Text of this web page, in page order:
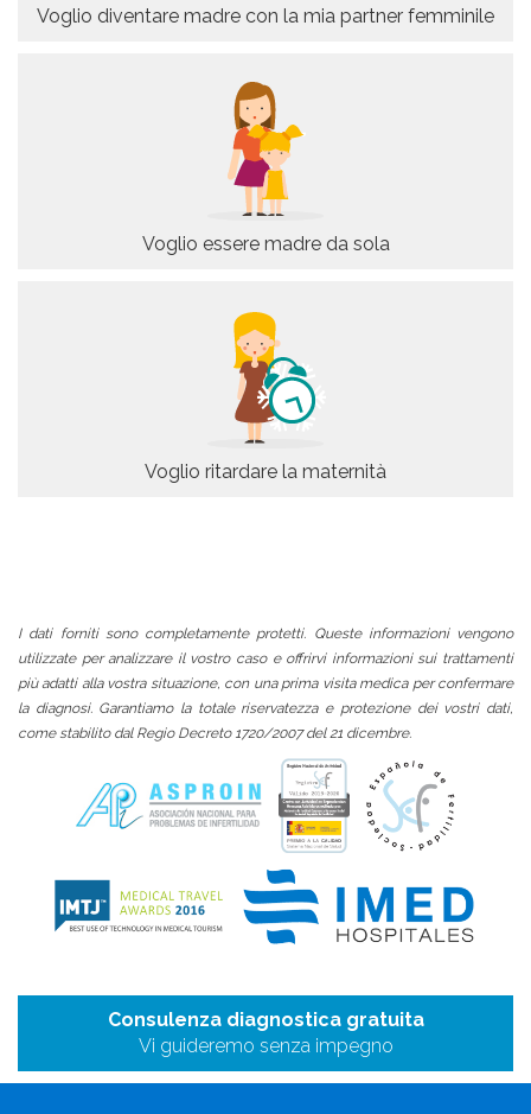
Voglio diventare madre con la mia partner femminile
Voglio essere madre da sola
Voglio ritardare la maternità
I dati forniti sono completamente protetti. Queste informazioni vengono
utilizzate per analizzare il vostro caso e offrirvi informazioni sui trattamenti
più adatti alla vostra situazione, con una prima visita medica per confermare
la diagnosi. Garantiamo la totale riservatezza e protezione dei vostri dati,
come stabilito dal Regio Decreto 1720/2007 del 21 dicembre.
Consulenza diagnostica gratuita
Vi guideremo senza impegno